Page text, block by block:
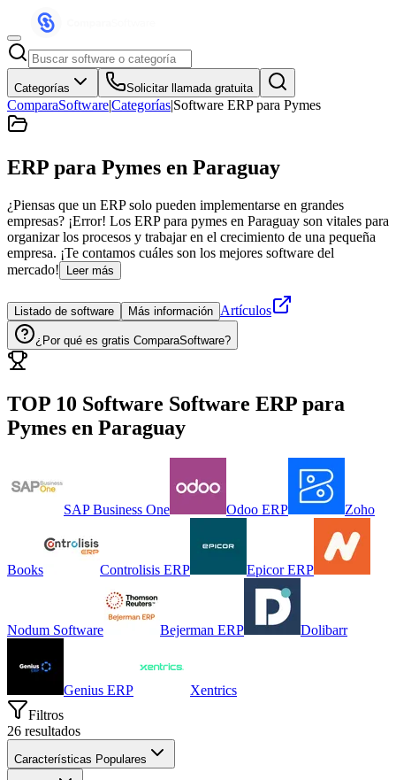
Categorías Solicitar llamada gratuita
ComparaSoftware|Categorías|Software ERP para Pymes
ERP para Pymes en Paraguay
¿Piensas que un ERP solo pueden implementarse en grandes
empresas? ¡Error! Los ERP para pymes en Paraguay son vitales para
organizar los procesos y trabajar en el crecimiento de una pequeña
empresa. ¡Te contamos cuáles son los mejores software del
mercado!
Leer más
Listado de software Más información Artículos
¿Por qué es gratis ComparaSoftware?
TOP 10 Software Software ERP para
Pymes en Paraguay
SAP Business One Odoo ERP Zoho
Books Controlisis ERP Epicor ERP
Nodum Software Bejerman ERP Dolibarr
Genius ERP
Xentrics
Filtros
26 resultados
Características Populares